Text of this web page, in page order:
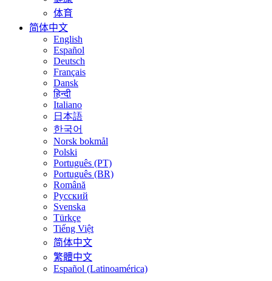
体育
简体中文
English
Español
Deutsch
Français
Dansk
हिन्दी
Italiano
日本語
한국어
Norsk bokmål
Polski
Português (PT)
Português (BR)
Română
Русский
Svenska
Türkçe
Tiếng Việt
简体中文
繁體中文
Español (Latinoamérica)